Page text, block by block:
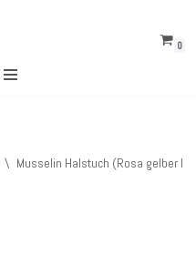
0
\ Musselin Halstuch (Rosa gelber